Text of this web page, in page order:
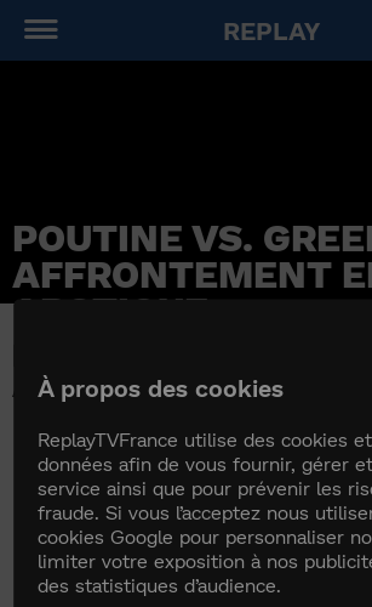
REPLAY
POUTINE VS.
AFFRONTEMENT
ARCTIQUE
AFFRONTEMENT EN
À propos des cookies
ReplayTVFrance utilise des cookies et
données afin de vous fournir, gérer
service ainsi que pour prévenir les
fraude. Si vous l’acceptez nous
cookies Google pour personnaliser
limiter votre exposition à nos
des statistiques d’audience.